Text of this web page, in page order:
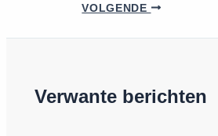
VOLGENDE
Verwante berichten